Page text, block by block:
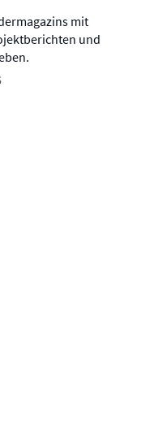
mit
und